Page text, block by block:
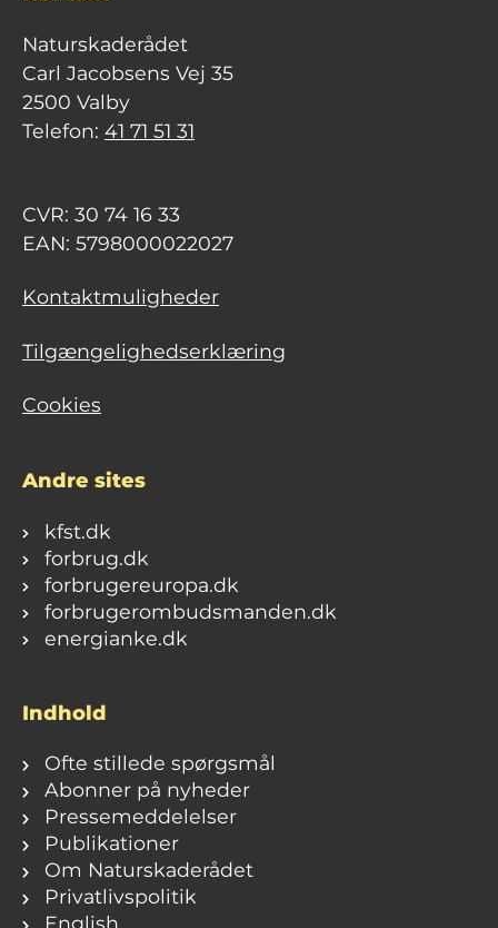
Naturskaderådet
Carl Jacobsens Vej 35
2500 Valby
Telefon: 41 71 51 31
CVR: 30 74 16 33
EAN: 5798000022027
Kontaktmuligheder
Tilgængelighedserklæring
Cookies
Andre sites
kfst.dk
forbrug.dk
forbrugereuropa.dk
forbrugerombudsmanden.dk
energianke.dk
Indhold
Ofte stillede spørgsmål
Abonner på nyheder
Pressemeddelelser
Publikationer
Om Naturskaderådet
Privatlivspolitik
English